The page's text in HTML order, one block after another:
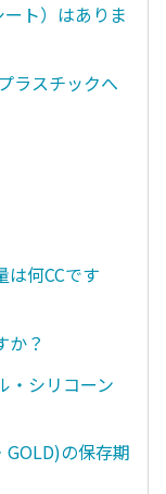
ト）はありま
ラスチックへ
何CCです
か？
・シリコーン
の保存期